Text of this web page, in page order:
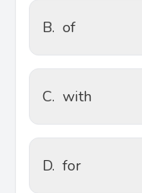
B. of
C. with
D. for